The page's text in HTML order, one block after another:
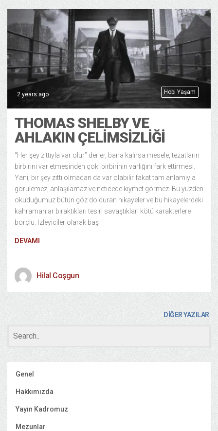
Hobi Yaşam
2 years ago
THOMAS SHELBY VE
AHLAKIN ÇELIMSIZLIĞI
“Her şey zıttıyla var olur” derler, bana kalırsa mesele, tezatların
birbirini var etmesinden çok birbirinin varlığını fark ettirmesi.
Yani, bir şey zıttı olmadan da var olabilir fakat tam anlamıyla
görülemez, anlaşılamaz ve neticede kıymet görmez. Bu yüzden
okuduğumuz bütün göz dolduran hikayeler ve bu hikayelerdeki
kahramanlar bıraktıkları tesiri savaştıkları kötü karakterlere
borçlu. İzleyiciler olarak baş
DEVAMI
Hilal Coşgun
DİĞER YAZILAR
Genel
Hakkımızda
Yayın Kadromuz
Mezunlar